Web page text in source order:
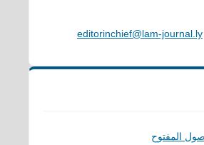
editorinchief@lam-journal.ly
المفتوح